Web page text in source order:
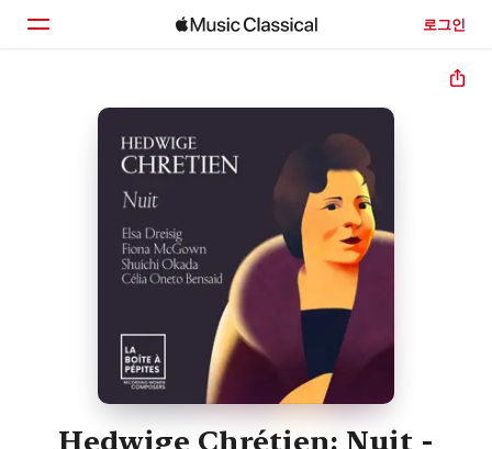
로그인
둘러보기
Hedwige Chrétien: Nuit -